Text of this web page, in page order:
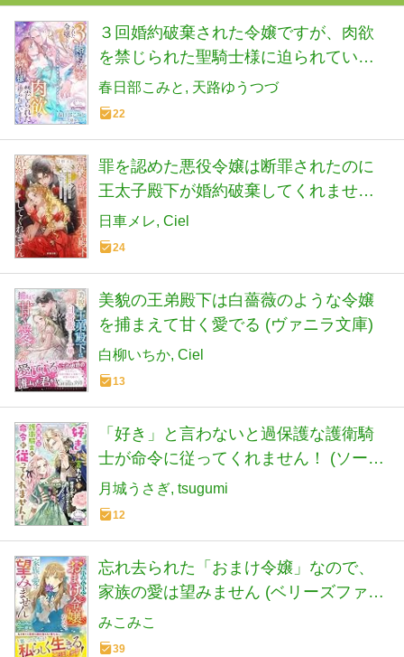
３回婚約破棄された令嬢ですが、肉欲
を禁じられた聖騎士様に迫られていま
す (ソーニャ文庫)
春日部こみと 天路ゆうつづ
22
罪を認めた悪役令嬢は断罪されたのに
王太子殿下が婚約破棄してくれません
(蜜猫文庫 ML 145)
日車メレ Ciel
24
美貌の王弟殿下は白薔薇のような令嬢
を捕まえて甘く愛でる (ヴァニラ文庫)
白柳いちか Ciel
13
「好き」と言わないと過保護な護衛騎
士が命令に従ってくれません！ (ソーニ
ャ文庫)
月城うさぎ tsugumi
12
忘れ去られた「おまけ令嬢」なので、
家族の愛は望みません (ベリーズファン
タジー)
みこみこ
39